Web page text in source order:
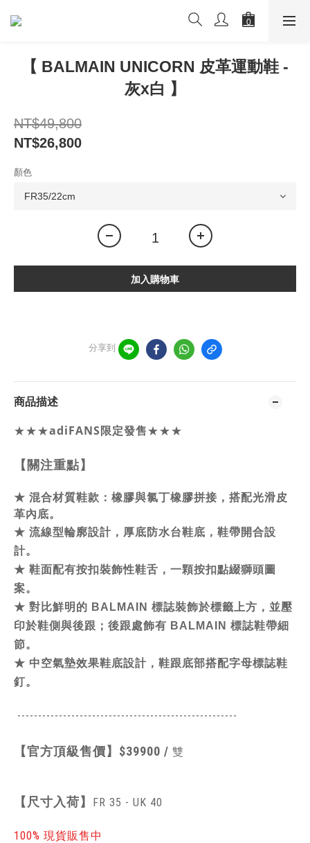
【 BALMAIN UNICORN 皮革運動鞋 -
灰x白 】
NT$49,800
NT$26,800
顏色
加入購物車
分享到
商品描述
★★★adiFANS限定發售★★★
【關注重點】
★ 混合材質鞋款：橡膠與氯丁橡膠拼接，搭配光滑皮
革內底。
★ 流線型輪廓設計，厚底防水台鞋底， 鞋帶開合設
計。
★ 鞋面配有按扣裝飾性鞋舌，一顆按扣點綴獅頭圖
案。
★ 對比鮮明的 BALMAIN 標誌裝飾於標籤上方，並壓
印於鞋側與後跟； 後跟處飾有 BALMAIN 標誌鞋帶細
節。
★ 中空氣墊效果鞋底設計， 鞋跟底部搭配字母標誌鞋
釘。
-----------------------------------------------------
【官方頂級售價】 $39900 / 雙
【 尺寸入荷】 FR 35 - UK 40
100% 現貨販售中